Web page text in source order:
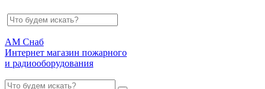
АМ Снаб
Интернет магазин пожарного
и радиооборудования